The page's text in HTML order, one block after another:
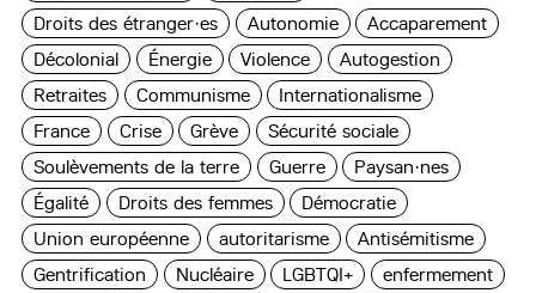
Droits des étranger·es
Autonomie
Accaparement
Décolonial
Énergie Violence
Autogestion
Retraites
Communisme
Internationalisme
France
Crise Grève
Sécurité sociale
Soulèvements de la terre
Guerre
Paysan·nes
Égalité
Droits des femmes
Démocratie
Union européenne
autoritarisme
Antisémitisme
Gentrification
Nucléaire LGBTQI+
enfermement